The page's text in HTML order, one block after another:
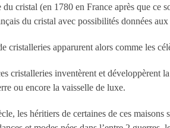
du cristal (en 1780 en France après que
du cristal avec possibilités données
cristalleries apparurent alors comme les
cristalleries inventèrent et développèrent
ou encore la vaisselle de luxe.
les héritiers de certaines de ces maisons